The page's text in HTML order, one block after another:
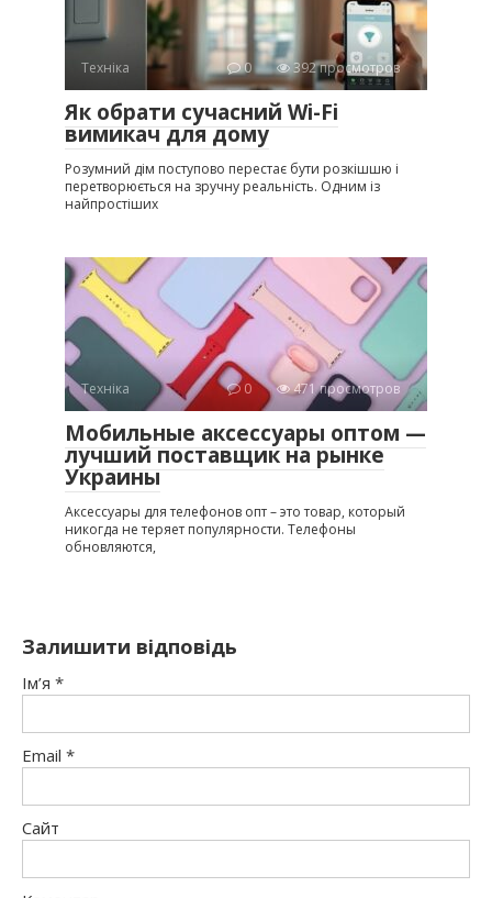
Техніка 0 392 просмотров
Як обрати сучасний Wi-Fi
вимикач для дому
Розумний дім поступово перестає бути розкішшю і
перетворюється на зручну реальність. Одним із
найпростіших
Техніка 0 471 просмотров
Мобильные аксессуары оптом —
лучший поставщик на рынке
Украины
Аксессуары для телефонов опт – это товар, который
никогда не теряет популярности. Телефоны
обновляются,
Залишити відповідь
Ім’я *
Email *
Сайт